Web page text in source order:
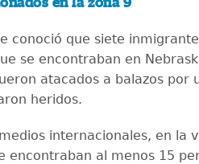
en la zona 9
conoció que siete
se encontraban en
atacados a balazos por
heridos.
internacionales, en la
encontraban al menos 15